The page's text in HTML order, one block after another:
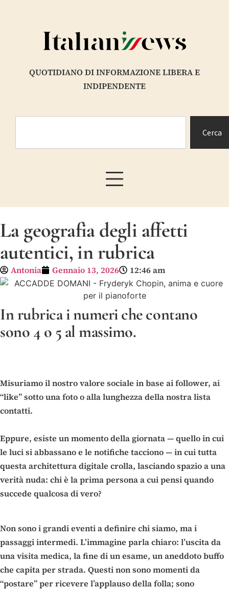
QUOTIDIANO DI INFORMAZIONE LIBERA E
INDIPENDENTE
Cerca
La geografia degli affetti
autentici, in rubrica
Antonia Gennaio 13, 2026 12:46 am
In rubrica i numeri che contano
sono 4 o 5 al massimo.
Misuriamo il nostro valore sociale in base ai follower, ai
“like” sotto una foto o alla lunghezza della nostra lista
contatti.
Eppure, esiste un momento della giornata — quello in cui
le luci si abbassano e le notifiche tacciono — in cui tutta
questa architettura digitale crolla, lasciando spazio a una
verità nuda: chi è la prima persona a cui pensi quando
succede qualcosa di vero?
Non sono i grandi eventi a definire chi siamo, ma i
passaggi intermedi. L’immagine parla chiaro: l’uscita da
una visita medica, la fine di un esame, un aneddoto buffo
che capita per strada. Questi non sono momenti da
“postare” per ricevere l’applauso della folla; sono